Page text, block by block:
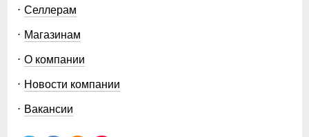
Селлерам
Магазинам
О компании
Новости компании
Вакансии